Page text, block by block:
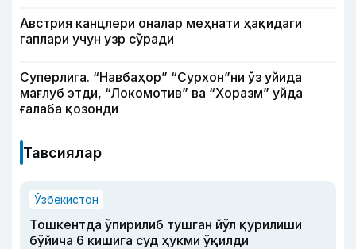
Австрия канцлери оналар меҳнати ҳақидаги
гаплари учун узр сўради
Суперлига. “Навбаҳор” “Сурхон”ни ўз уйида
мағлуб этди, “Локомотив” ва “Хоразм” уйда
ғалаба қозонди
Тавсиялар
Ўзбекистон
Тошкентда ўпирилиб тушган йўл қурилиши
бўйича 6 кишига суд ҳукми ўқилди